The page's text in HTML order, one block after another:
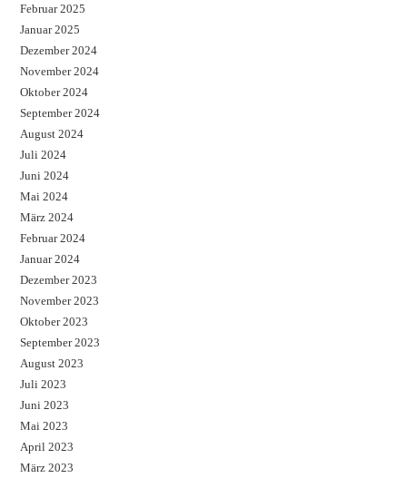
Februar 2025
Januar 2025
Dezember 2024
November 2024
Oktober 2024
September 2024
August 2024
Juli 2024
Juni 2024
Mai 2024
März 2024
Februar 2024
Januar 2024
Dezember 2023
November 2023
Oktober 2023
September 2023
August 2023
Juli 2023
Juni 2023
Mai 2023
April 2023
März 2023